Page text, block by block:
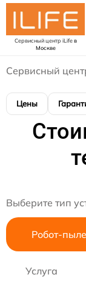
Сервисный центр iLifeв
Москве
Сервисный
Цены
Выберите тип
Робот-
Услуга